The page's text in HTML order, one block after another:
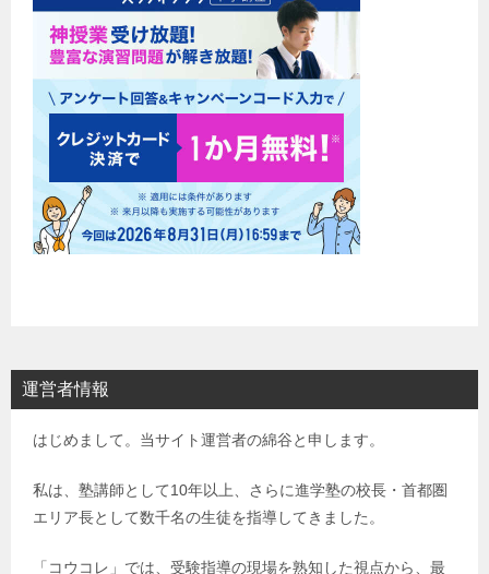
運営者情報
はじめまして。当サイト運営者の綿谷と申します。
私は、塾講師として10年以上、さらに進学塾の校長・首都圏
エリア長として数千名の生徒を指導してきました。
「コウコレ」では、受験指導の現場を熟知した視点から、最